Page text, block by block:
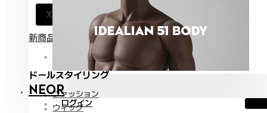
X
新商品
ドールスタイリング
ファッション
ウィッグ
NEOR
ログイン